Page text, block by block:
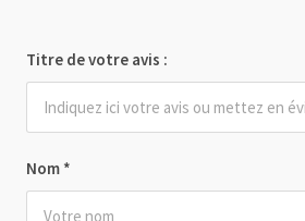
Nom *
Titre de votre avis :